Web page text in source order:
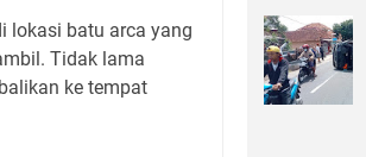
lokasi batu arca yang
Tidak lama
ke tempat